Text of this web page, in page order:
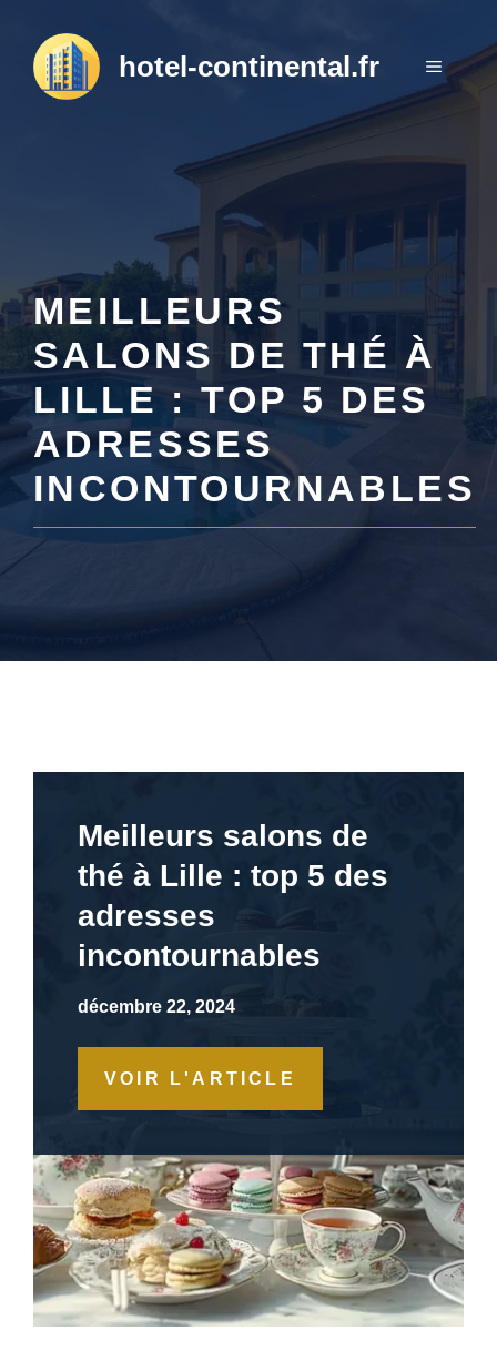
contenu
hotel-continental.fr MENU
MEILLEURS
SALONS DE THÉ À
LILLE : TOP 5 DES
ADRESSES
INCONTOURNABLES
Meilleurs salons de
thé à Lille : top 5 des
adresses
incontournables
décembre 22, 2024
VOIR L'ARTICLE